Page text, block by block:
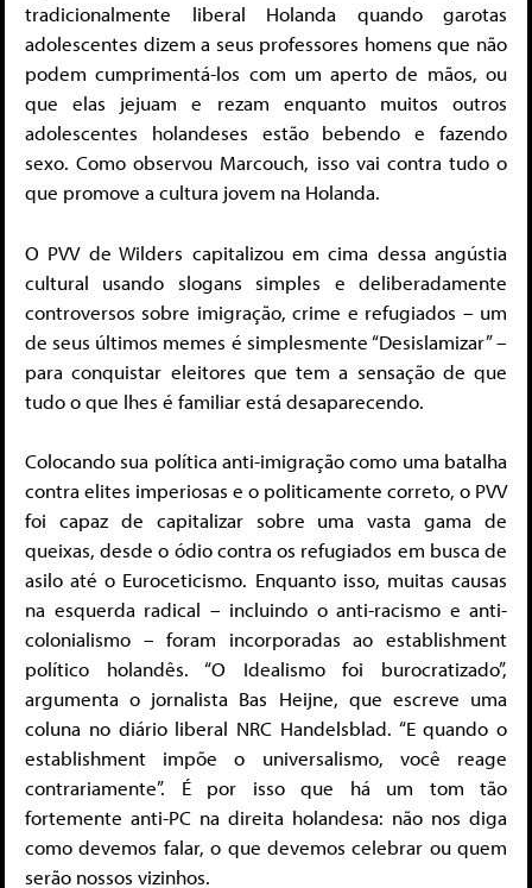
tradicionalmente liberal Holanda quando garotas
adolescentes dizem a seus professores homens que não
podem cumprimentá-los com um aperto de mãos, ou
que elas jejuam e rezam enquanto muitos outros
adolescentes holandeses estão bebendo e fazendo
sexo. Como observou Marcouch, isso vai contra tudo o
que promove a cultura jovem na Holanda.
O PVV de Wilders capitalizou em cima dessa angústia
cultural usando slogans simples e deliberadamente
controversos sobre imigração, crime e refugiados – um
de seus últimos memes é simplesmente “Desislamizar” –
para conquistar eleitores que tem a sensação de que
tudo o que lhes é familiar está desaparecendo.
Colocando sua política anti-imigração como uma batalha
contra elites imperiosas e o politicamente correto, o PVV
foi capaz de capitalizar sobre uma vasta gama de
queixas, desde o ódio contra os refugiados em busca de
asilo até o Euroceticismo. Enquanto isso, muitas causas
na esquerda radical – incluindo o anti-racismo e anti-
colonialismo – foram incorporadas ao establishment
político holandês. “O Idealismo foi burocratizado”,
argumenta o jornalista Bas Heijne, que escreve uma
coluna no diário liberal NRC Handelsblad. “E quando o
establishment impõe o universalismo, você reage
contrariamente”. É por isso que há um tom tão
fortemente anti-PC na direita holandesa: não nos diga
como devemos falar, o que devemos celebrar ou quem
serão nossos vizinhos.